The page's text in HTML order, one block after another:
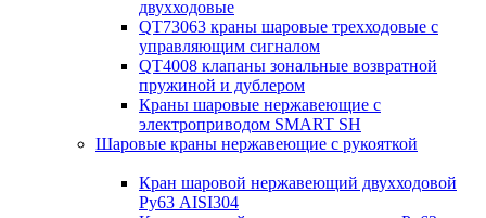
двухходовые
QT73063 краны шаровые трехходовые с
управляющим сигналом
QT4008 клапаны зональные возвратной
пружиной и дублером
Краны шаровые нержавеющие с
электроприводом SMART SH
Шаровые краны нержавеющие с рукояткой
Кран шаровой нержавеющий двухходовой
Ру63 AISI304